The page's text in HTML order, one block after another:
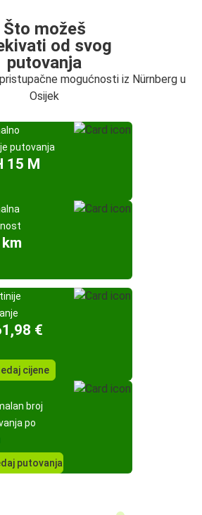
Što možeš
od svog
putovanja
mogućnosti iz Nürnberg u
Osijek
putovanja
15 M
€
cijene
broj
po
putovanja